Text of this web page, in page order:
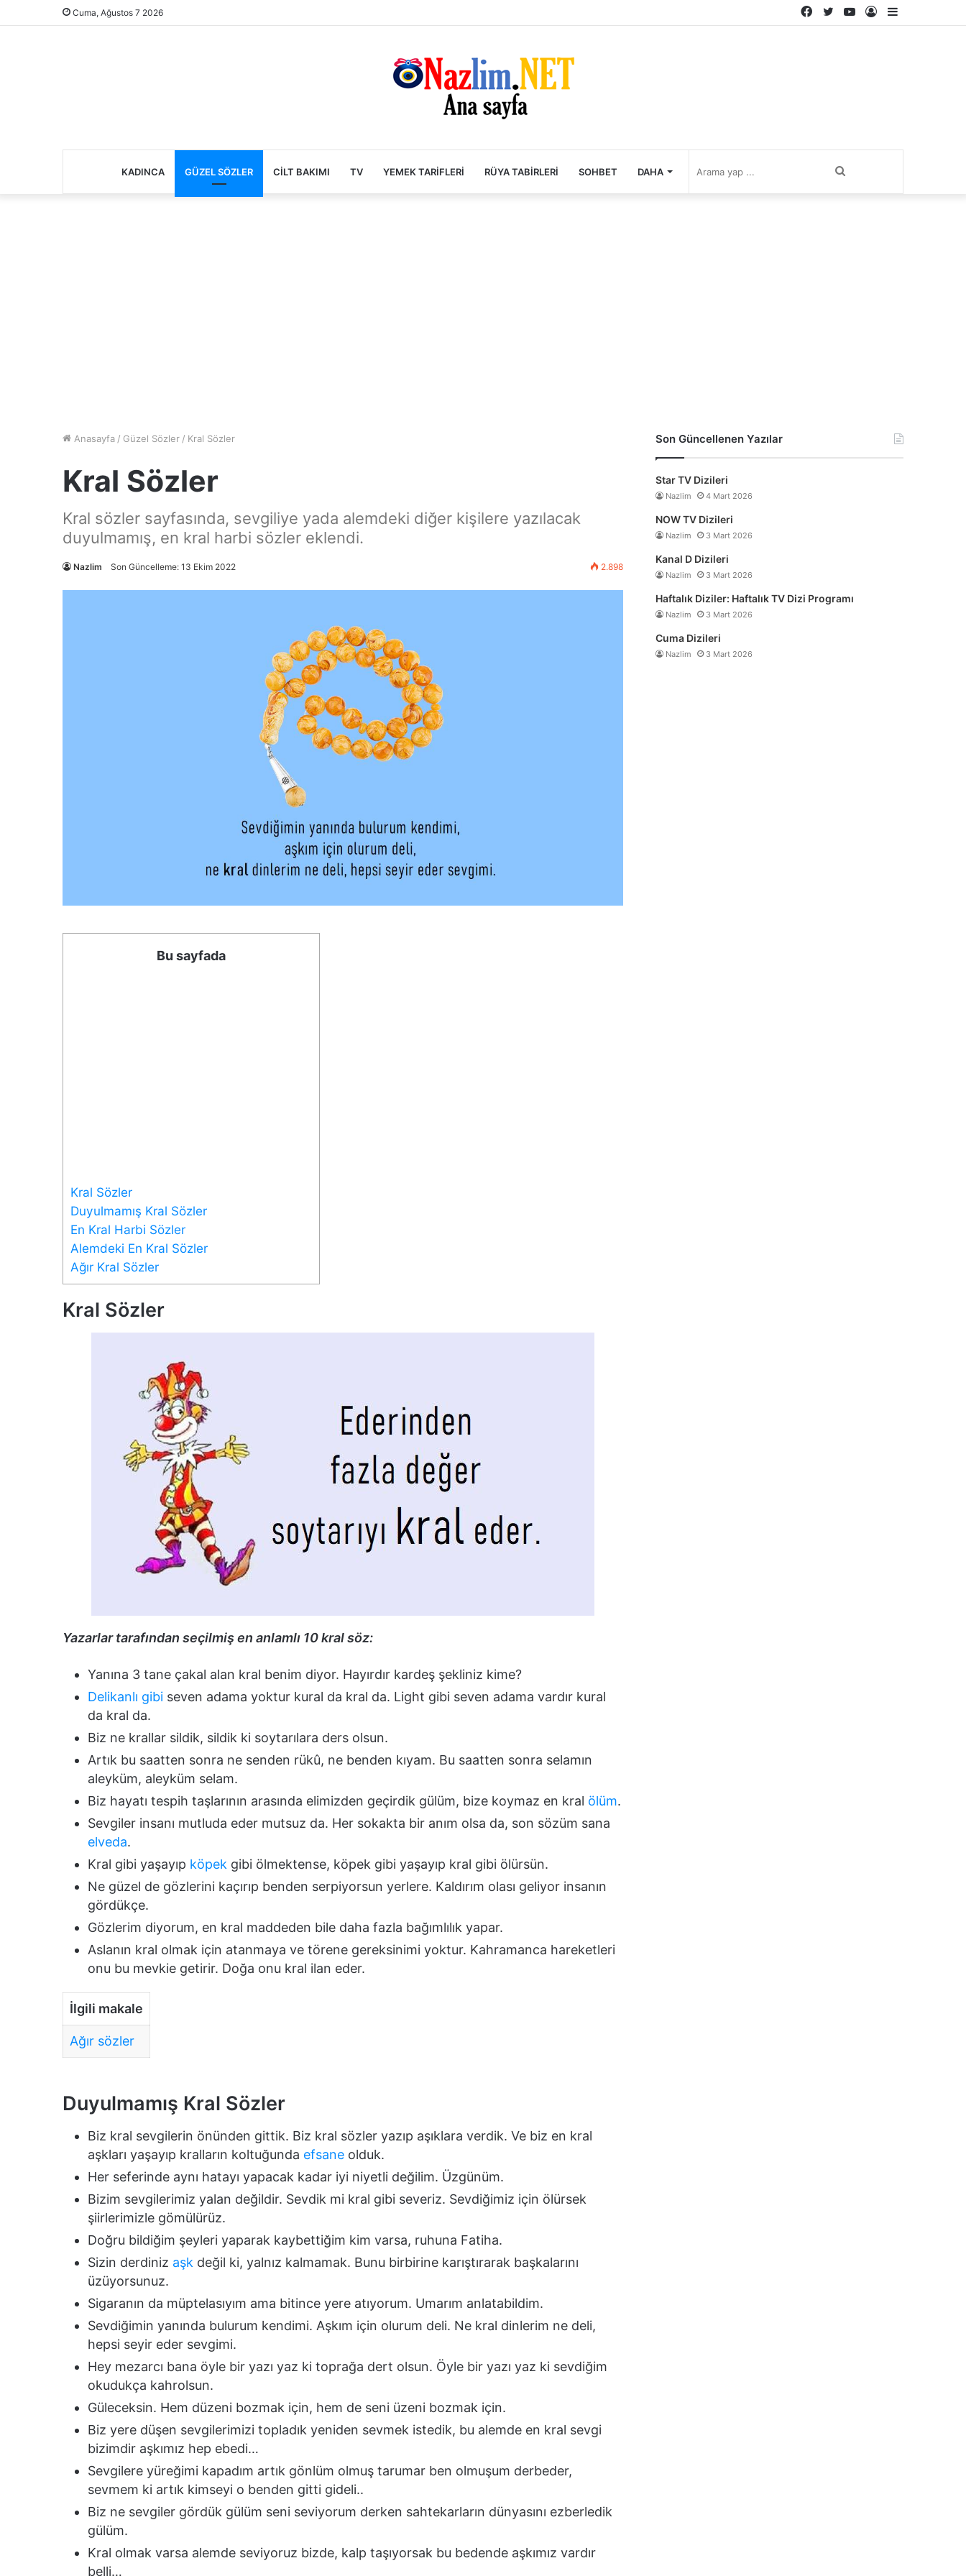
Cuma, Ağustos 7 2026
Kenar
Kayıt
YouTube
Twitter
Facebook
KADINCA GÜZEL SÖZLER CILT BAKIMI TV YEMEK TARIFLERI RÜYA TABIRLERI SOHBET DAHA
Anasayfa / Güzel Sözler / Kral Sözler
Kral Sözler
Kral sözler sayfasında, sevgiliye yada alemdeki diğer kişilere yazılacak
duyulmamış, en kral harbi sözler eklendi.
Nazlim Son Güncelleme: 13 Ekim 2022 2.898
Bu sayfada
Kral Sözler
Duyulmamış Kral Sözler
En Kral Harbi Sözler
Alemdeki En Kral Sözler
Ağır Kral Sözler
Kral Sözler
Yazarlar tarafından seçilmiş en anlamlı 10 kral söz:
Yanına 3 tane çakal alan kral benim diyor. Hayırdır kardeş şekliniz kime?
Delikanlı gibi seven adama yoktur kural da kral da. Light gibi seven adama vardır kural
da kral da.
Biz ne krallar sildik, sildik ki soytarılara ders olsun.
Artık bu saatten sonra ne senden rükû, ne benden kıyam. Bu saatten sonra selamın
aleyküm, aleyküm selam.
Biz hayatı tespih taşlarının arasında elimizden geçirdik gülüm, bize koymaz en kral ölüm.
Sevgiler insanı mutluda eder mutsuz da. Her sokakta bir anım olsa da, son sözüm sana
elveda.
Kral gibi yaşayıp köpek gibi ölmektense, köpek gibi yaşayıp kral gibi ölürsün.
Ne güzel de gözlerini kaçırıp benden serpiyorsun yerlere. Kaldırım olası geliyor insanın
gördükçe.
Gözlerim diyorum, en kral maddeden bile daha fazla bağımlılık yapar.
Aslanın kral olmak için atanmaya ve törene gereksinimi yoktur. Kahramanca hareketleri
onu bu mevkie getirir. Doğa onu kral ilan eder.
İlgili makale
Ağır sözler
Duyulmamış Kral Sözler
Biz kral sevgilerin önünden gittik. Biz kral sözler yazıp aşıklara verdik. Ve biz en kral
aşkları yaşayıp kralların koltuğunda efsane olduk.
Her seferinde aynı hatayı yapacak kadar iyi niyetli değilim. Üzgünüm.
Bizim sevgilerimiz yalan değildir. Sevdik mi kral gibi severiz. Sevdiğimiz için ölürsek
şiirlerimizle gömülürüz.
Doğru bildiğim şeyleri yaparak kaybettiğim kim varsa, ruhuna Fatiha.
Sizin derdiniz aşk değil ki, yalnız kalmamak. Bunu birbirine karıştırarak başkalarını
üzüyorsunuz.
Sigaranın da müptelasıyım ama bitince yere atıyorum. Umarım anlatabildim.
Sevdiğimin yanında bulurum kendimi. Aşkım için olurum deli. Ne kral dinlerim ne deli,
hepsi seyir eder sevgimi.
Hey mezarcı bana öyle bir yazı yaz ki toprağa dert olsun. Öyle bir yazı yaz ki sevdiğim
okudukça kahrolsun.
Güleceksin. Hem düzeni bozmak için, hem de seni üzeni bozmak için.
Biz yere düşen sevgilerimizi topladık yeniden sevmek istedik, bu alemde en kral sevgi
bizimdir aşkımız hep ebedi…
Sevgilere yüreğimi kapadım artık gönlüm olmuş tarumar ben olmuşum derbeder,
sevmem ki artık kimseyi o benden gitti gideli..
Biz ne sevgiler gördük gülüm seni seviyorum derken sahtekarların dünyasını ezberledik
gülüm.
Kral olmak varsa alemde seviyoruz bizde, kalp taşıyorsak bu bedende aşkımız vardır
belli…
Son Güncellenen Yazılar
Star TV Dizileri
Nazlim 4 Mart 2026
NOW TV Dizileri
Nazlim 3 Mart 2026
Kanal D Dizileri
Nazlim 3 Mart 2026
Haftalık Diziler: Haftalık TV Dizi Programı
Nazlim 3 Mart 2026
Cuma Dizileri
Nazlim 3 Mart 2026